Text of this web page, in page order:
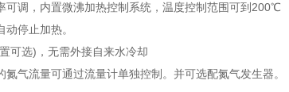
可调，内置微沸加热控制系统，温度控制范围可到200℃
停止加热。
可选)，无需外接自来水冷却
气流量可通过流量计单独控制。并可选配氮气发生器。